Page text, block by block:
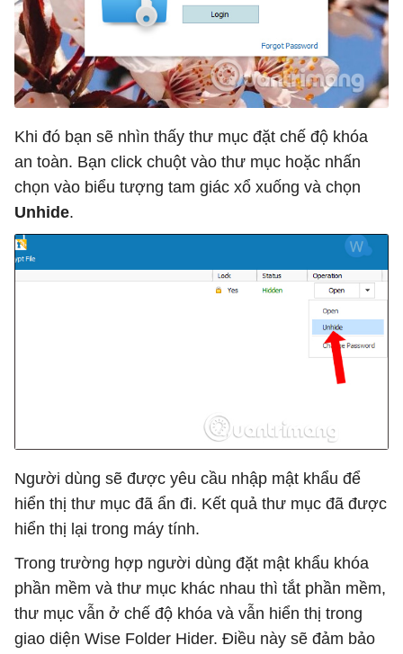
Khi đó bạn sẽ nhìn thấy thư mục đặt chế độ khóa
an toàn. Bạn click chuột vào thư mục hoặc nhấn
chọn vào biểu tượng tam giác xổ xuống và chọn
Unhide.
Người dùng sẽ được yêu cầu nhập mật khẩu để
hiển thị thư mục đã ẩn đi. Kết quả thư mục đã được
hiển thị lại trong máy tính.
Trong trường hợp người dùng đặt mật khẩu khóa
phần mềm và thư mục khác nhau thì tắt phần mềm,
thư mục vẫn ở chế độ khóa và vẫn hiển thị trong
giao diện Wise Folder Hider. Điều này sẽ đảm bảo